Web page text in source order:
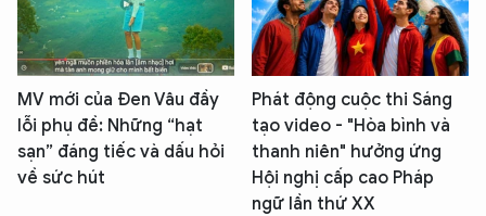
MV mới của Đen Vâu đầy
lỗi phụ đề: Những “hạt
sạn” đáng tiếc và dấu hỏi
về sức hút
Phát động cuộc thi Sáng
tạo video - "Hòa bình và
thanh niên" hưởng ứng
Hội nghị cấp cao Pháp
ngữ lần thứ XX